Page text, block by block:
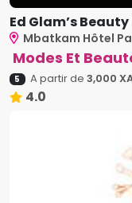
Ed Glam’s Beauty
Mbatkam Hôtel
Modes Et
5 A partir de 3,000
4.0